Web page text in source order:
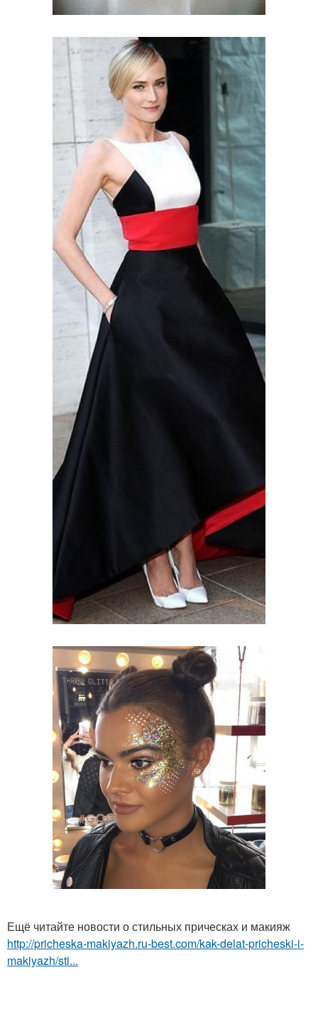
Ещё читайте новости о стильных прическах и макияж
http://pricheska-makiyazh.ru-best.com/kak-delat-pricheski-i-
makiyazh/sti...